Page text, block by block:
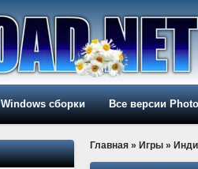
Windows сборки Все версии
Главная » Игры » Инди